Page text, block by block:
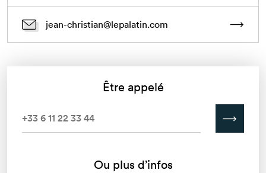
jean-christian@lepalatin.com
Être appelé
Ou plus d’infos